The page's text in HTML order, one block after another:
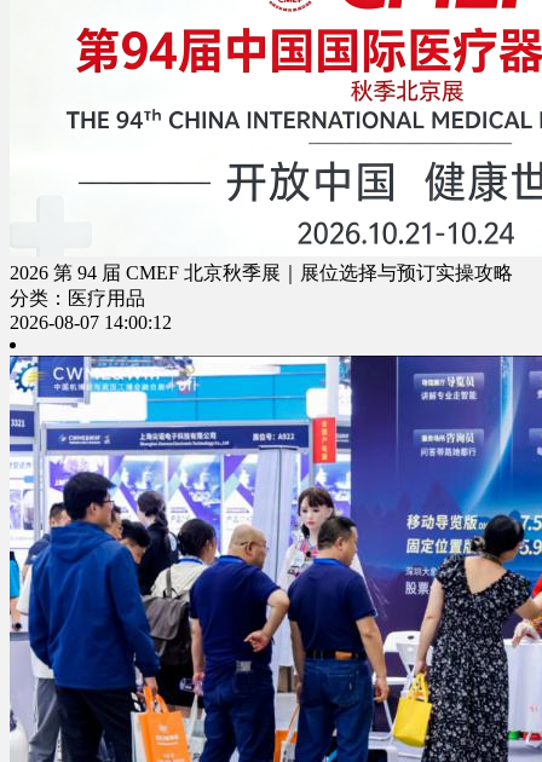
2026 第 94 届 CMEF 北京秋季展｜展位选择与预订实操攻略
分类：医疗用品
2026-08-07 14:00:12